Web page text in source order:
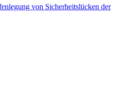
von Sicherheitslücken der